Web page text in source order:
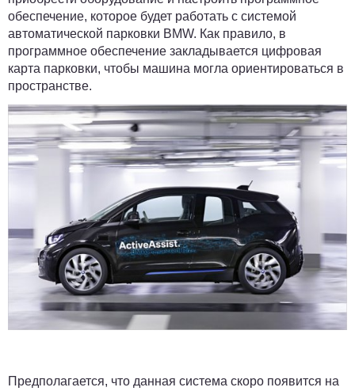
обеспечение, которое будет работать с системой
автоматической парковки BMW. Как правило, в
программное обеспечение закладывается цифровая
карта парковки, чтобы машина могла ориентироваться в
пространстве.
Предполагается, что данная система скоро появится на